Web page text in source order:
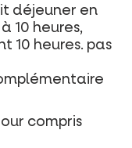
déjeuner en
10 heures,
10 heures. pas
compris